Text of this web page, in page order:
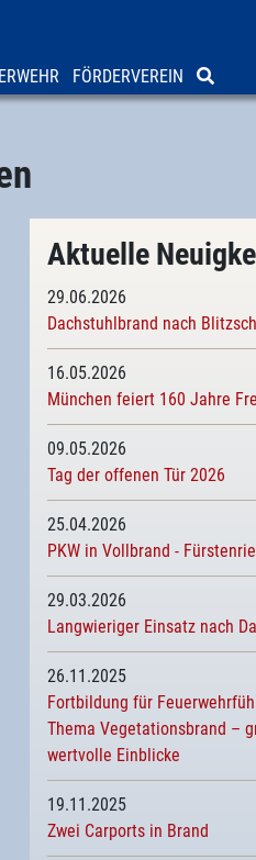
FÖRDERVEREIN
Aktuelle
29.06.2026
Dachstuhlbrand nach
16.05.2026
München feiert 160 Jahre
09.05.2026
Tag der offenen Tür 2026
25.04.2026
PKW in Vollbrand -
29.03.2026
Langwieriger Einsatz nach
26.11.2025
Fortbildung für
Thema Vegetationsbrand –
wertvolle Einblicke
19.11.2025
Zwei Carports in Brand